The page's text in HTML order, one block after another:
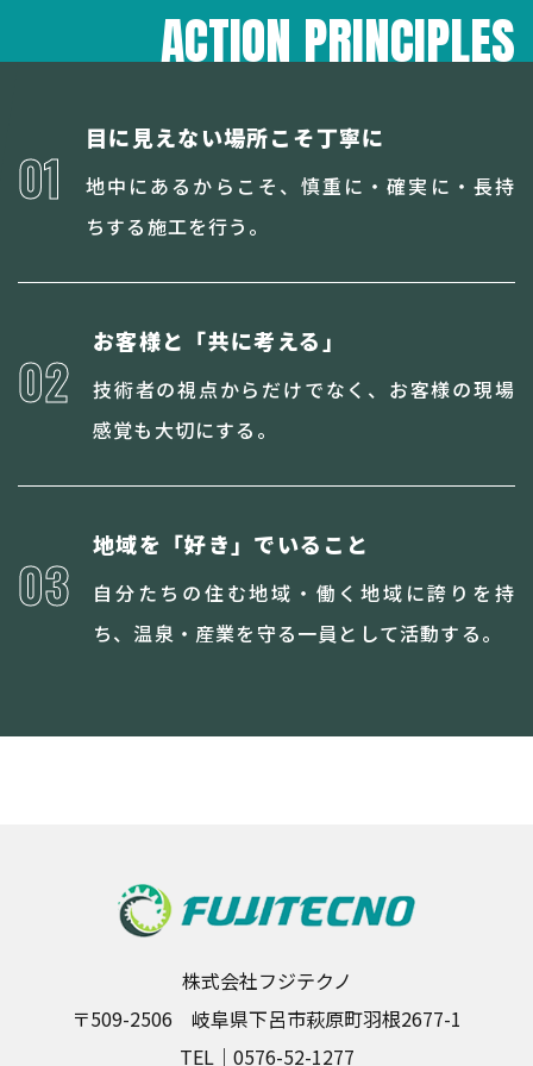
ACTION PRINCIPLES
01
目に見えない場所こそ丁寧に
地中にあるからこそ、慎重に・確実に・長持
ちする施工を行う。
02
お客様と「共に考える」
技術者の視点からだけでなく、お客様の現場
感覚も大切にする。
03
地域を「好き」でいること
自分たちの住む地域・働く地域に誇りを持
ち、温泉・産業を守る一員として活動する。
株式会社フジテクノ
〒509-2506 岐阜県下呂市萩原町羽根2677-1
TEL｜ 0576-52-1277